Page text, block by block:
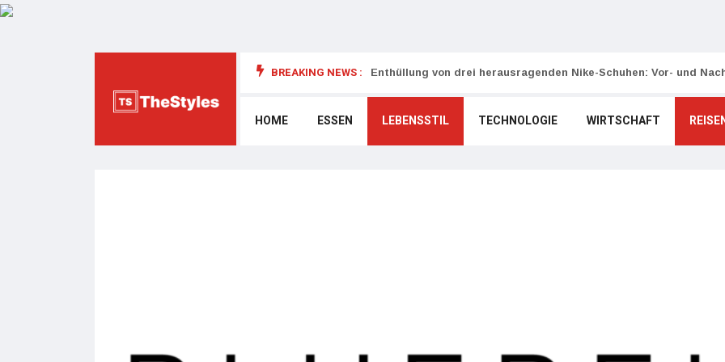
BREAKING NEWS : Enthüllung von drei herausragenden Nike-Schuhen: Vor- und
HOME ESSEN LEBENSSTIL TECHNOLOGIE WIRTSCHAFT